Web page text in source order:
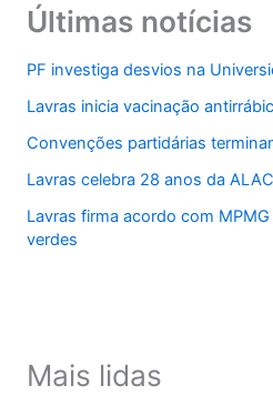
Últimas notícias
PF investiga desvios na
Lavras inicia vacinação
Convenções partidárias
Lavras celebra 28 anos da
Lavras firma acordo com
verdes
Mais lidas